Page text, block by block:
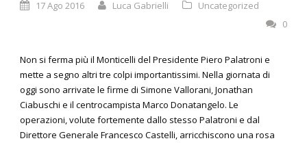
17 Ago 2016 Luca Gabrielli
Uncategorized
0
Non si ferma più il Monticelli del Presidente Piero Palatroni e
mette a segno altri tre colpi importantissimi. Nella giornata di
oggi sono arrivate le firme di Simone Vallorani, Jonathan
Ciabuschi e il centrocampista Marco Donatangelo. Le
operazioni, volute fortemente dallo stesso Palatroni e dal
Direttore Generale Francesco Castelli, arricchiscono una rosa